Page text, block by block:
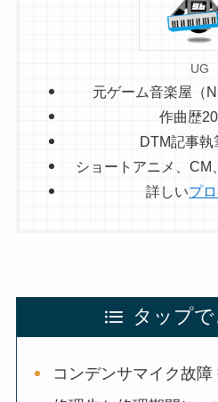
UG
元ゲーム音楽屋（
作曲歴
DTM記事執
ショートアニメ、
詳しいプ
タップ
コンデンサマイク故障